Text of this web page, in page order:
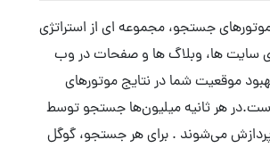
جستجو، مجموعه ای از استراتژی
سایت ها، وبلاگ ها و صفحات در وب
موقعیت شما در نتایج موتورهای
هر ثانیه میلیون‌ها جستجو توسط
می‌شوند . برای هر جستجو، گوگل